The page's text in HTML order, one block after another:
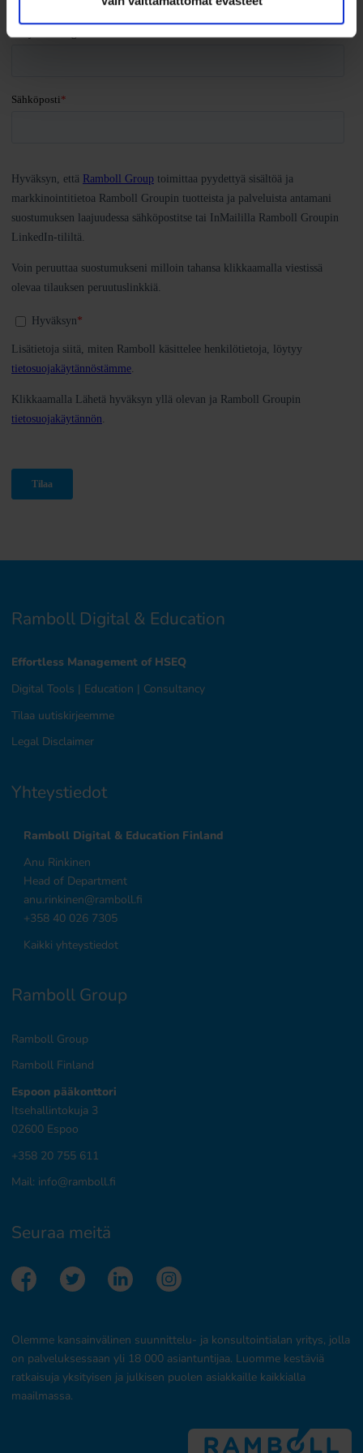
Ramboll Digital & Education
Effortless Management of HSEQ
Digital Tools | Education | Consultancy
Tilaa uutiskirjeemme
Legal Disclaimer
Yhteystiedot
Ramboll Digital & Education Finland
Anu Rinkinen
Head of Department
anu.rinkinen@ramboll.fi
+358 40 026 7305
Kaikki yhteystiedot
Ramboll Group
Ramboll Group
Ramboll Finland
Espoon pääkonttori
Itsehallintokuja 3
02600 Espoo
+358 20 755 611
Mail: info@ramboll.fi
Seuraa meitä
Olemme kansainvälinen suunnittelu- ja konsultointialan yritys, jolla
on palveluksessaan yli 18 000 asiantuntijaa. Luomme kestäviä
ratkaisuja yksityisen ja julkisen puolen asiakkaille kaikkialla
maailmassa.